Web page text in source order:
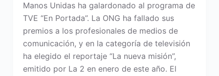
Manos Unidas ha galardonado al programa de
TVE “En Portada”. La ONG ha fallado sus
premios a los profesionales de medios de
comunicación, y en la categoría de televisión
ha elegido el reportaje “La nueva misión”,
emitido por La 2 en enero de este año. El